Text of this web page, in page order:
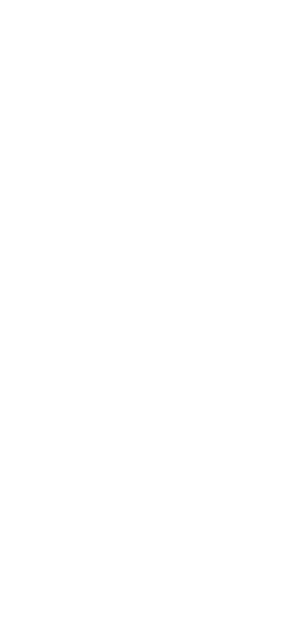
umožňuje ubytovanie psov a mačiek do 15 kg.
Mnohé izby majú balkón alebo terasu s výhľadom na more alebo